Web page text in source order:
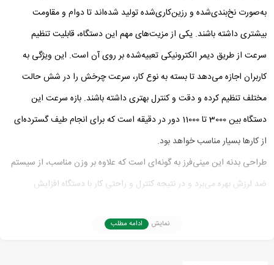
به‌صورت نخ‌بندی‌شده و رزین‌کاری‌شده تولید شده‌اند تا دوام و مقاومت
بیشتری داشته باشند. یکی از مزیت‌های مهم این دستگاه، قابلیت تنظیم
سرعت از طریق دیمر الکترونیکی تعبیه‌شده بر روی آن است. این ویژگی به
کاربران اجازه می‌دهد تا بسته به نوع کار، سرعت چرخش را در شش حالت
مختلف تنظیم کرده و دقت و کنترل بهتری داشته باشند. بازه سرعت این
دستگاه بین 3000 تا 11000 دور در دقیقه است که برای انجام طیف گسترده‌ای
از کارها بسیار مناسب خواهد بود.
طراحی بدنه این مینی‌فرز به گونه‌ای است که علاوه بر وزن مناسب، از سیستم
ضد لرزش بهره می‌برد و در نتیجه کنترل و راحتی کار با دستگاه افزایش
امکان نصب در دو طرف دستگاه را فراهم می‌کند. این موضوع به کاربران کمک
نمایش ادامه مطلب